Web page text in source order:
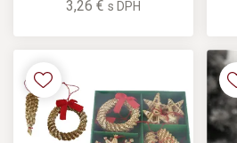
3,26 € s DPH